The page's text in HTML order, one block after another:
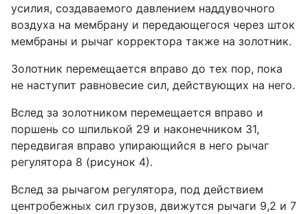
усилия, создаваемого давлением наддувочного
воздуха на мембрану и передающегося через шток
мембраны и рычаг корректора также на золотник.
Золотник перемещается вправо до тех пор, пока
не наступит равновесие сил, действующих на него.
Вслед за золотником перемещается вправо и
поршень со шпилькой 29 и наконечником 31,
передвигая вправо упирающийся в него рычаг
регулятора 8 (рисунок 4).
Вслед за рычагом регулятора, под действием
центробежных сил грузов, движутся рычаги 9,2 и 7